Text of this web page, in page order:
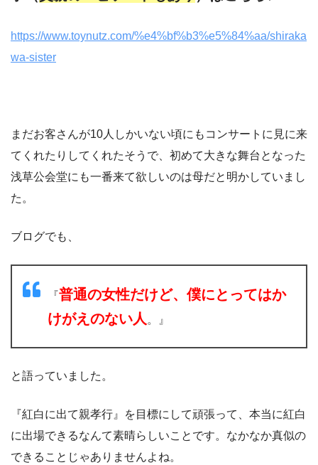
https://www.toynutz.com/%e4%bf%b3%e5%84%aa/shiraka
wa-sister
まだお客さんが10人しかいない頃にもコンサートに見に来
てくれたりしてくれたそうで、初めて大きな舞台となった
浅草公会堂にも一番来て欲しいのは母だと明かしていまし
た。
ブログでも、
『普通の女性だけど、僕にとってはか
けがえのない人 。』
と語っていました。
『紅白に出て親孝行』を目標にして頑張って、本当に紅白
に出場できるなんて素晴らしいことです。なかなか真似の
できることじゃありませんよね。